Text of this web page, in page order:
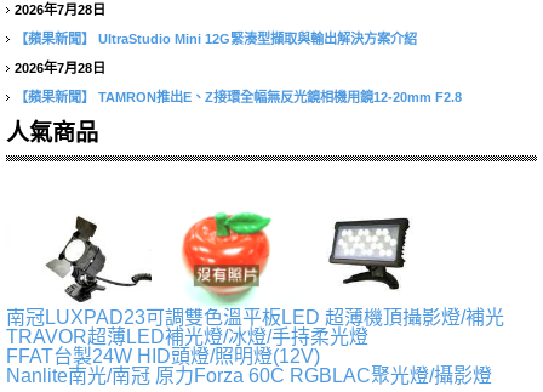
2026年7月28日
【蘋果新聞】
UltraStudio Mini 12G緊湊型擷取與輸出解決方案介紹
2026年7月28日
【蘋果新聞】
TAMRON推出E、Z接環全幅無反光鏡相機用鏡12-20mm F2.8
人氣商品
南冠LUXPAD23可調雙色溫平板LED 超薄機頂攝影燈/補光
TRAVOR超薄LED補光燈/冰燈/手持柔光燈
FFAT台製24W HID頭燈/照明燈(12V)
Nanlite南光/南冠 原力Forza 60C RGBLAC聚光燈/攝影燈